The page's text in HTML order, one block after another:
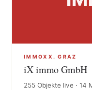
IMMOXX. GRAZ
iX immo GmbH
255 Objekte live · 14